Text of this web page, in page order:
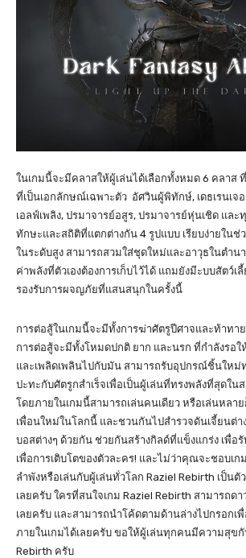
ในเกมนี้จะมีคลาสให้ผู้เล่นได้เลือกทั้งหมด 6 คลา
ที่เป็นเอกลักษณ์เฉพาะตัว อัศวินผู้พิทักษ์, เดธเรนเจ
เอลฟ์เพลิง, ปรมาจารย์อสูร, ปรมาจารย์หุ่นเชิด แล
ทักษะและสถิติที่แตกต่างกัน 4 รูปแบบ เรียบง่ายในช่
ในระดับสูง สามารถสวมใส่ชุดใหม่และอาวุธในตำน
ค่าพลังที่ตัวเองต้องการเก็บไว้ได้ แถมยังมีะบบสัตว์เ
รองรับการผจญภัยที่แสนสนุกในครั้งนี้
การต่อสู้ในเกมนี้จะมีทั้งการฆ่าศัตรูปีศาจและท้าทา
การต่อสู้จะมีทั้งโหมดปกติ ยาก และนรก ที่กำลังรอ
และเพลิดเพลินไปกับมัน สามารถรับอุปกรณ์ชิ้นให
ปะทะกับศัตรูกสำเร็จเพื่อเป็นผู้เล่นที่ทรงพลังที่สุดใน
โดยภายในเกมนี้สามารถเล่นคนเดียว หรือเล่นหลา
เพื่อนใหม่ในโลกนี้ และชวนกันไปสำรวจดันเจี้ยนต่า
บอสต่างๆ ด้วยกัน ช่วยกันสร้างกิลด์ที่แข็งแกร่ง เพื่
เพื่อการเติบโตของตัวละคร! และไม่ว่าคุณจะชอบเก
ลำพังหรือเล่นกับผู้เล่นทั่วโลก Raziel Rebirth เป็นตั
เลยครับ ใครที่สนใจเกม Raziel Rebirth สามารถด
เลยครับ และสามารถนำโค้ดตามด้านล่างไปกรอกเ
ภายในเกมได้เลยครับ ขอให้ผู้เล่นทุกคนมีความสุขกั
Rebirth ครับ